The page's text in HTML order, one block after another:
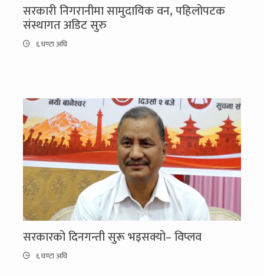
सरकारी निगरानीमा सामुदायिक वन, पहिलोपटक
संस्थागत अडिट सुरु
६ घण्टा अघि
सरकारको दिनगन्ती सुरू भइसक्यो– विप्लव
६ घण्टा अघि